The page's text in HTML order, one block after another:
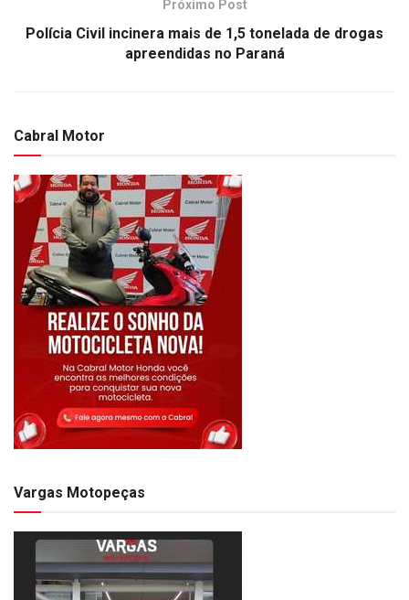
Próximo Post
Polícia Civil incinera mais de 1,5 tonelada de drogas
apreendidas no Paraná
Cabral Motor
Vargas Motopeças